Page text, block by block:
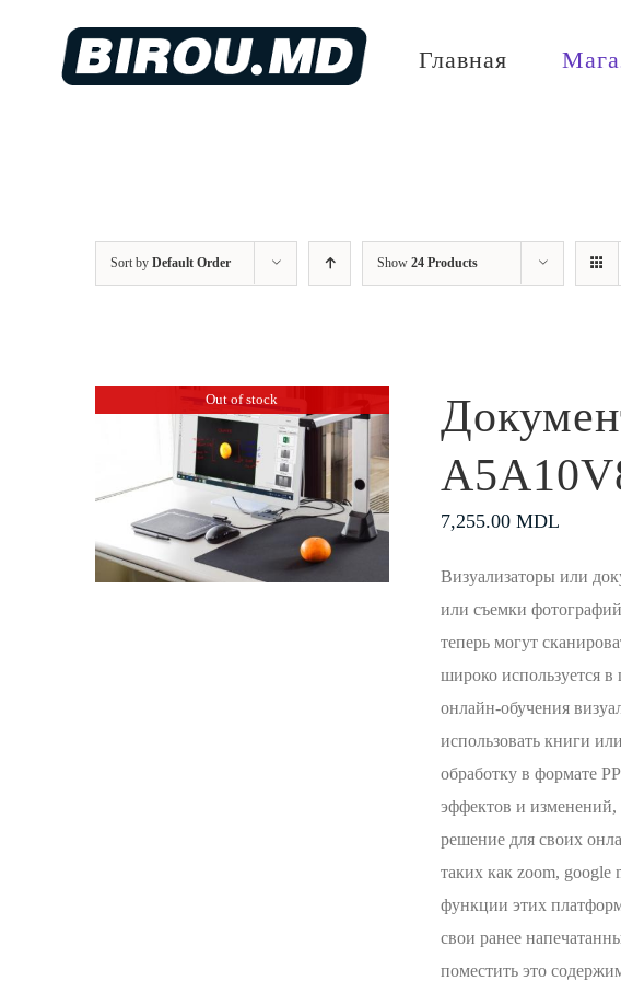
Главная
Sort by Default Order Show 24 Products
Out of stock
7,255.00 MDL
Визуализаторы или
или съемки
теперь могут
широко используется
онлайн-обучения
использовать книги
обработку в формате
эффектов и
решение для своих
таких как zoom, google
функции этих
свои ранее
поместить это